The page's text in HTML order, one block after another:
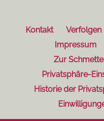
Kontakt
Verfolgen
Impressum
Zur
Privatsphäre-
Historie der